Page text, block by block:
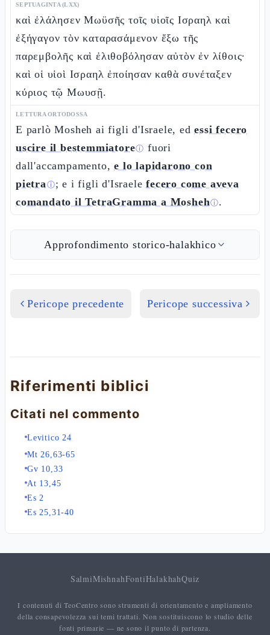
SEPTUAGINTA (LXX)
καὶ ἐλάλησεν Μωϋσῆς τοῖς υἱοῖς Ισραηλ καὶ
ἐξήγαγον τὸν καταρασάμενον ἔξω τῆς
παρεμβολῆς καὶ ἐλιθοβόλησαν αὐτὸν ἐν λίθοις·
καὶ οἱ υἱοὶ Ισραηλ ἐποίησαν καθὰ συνέταξεν
κύριος τῷ Μωυσῇ.
LETTURA ORTODOSSA
E parlò Mosheh ai figli d'Israele, edessi fecero
uscire il bestemmiatoreⓘ fuori
dall'accampamento,e lo lapidarono con
pietraⓘ; e i figli d'Israelefecero come aveva
comandato il TetraGramma a Moshehⓘ.
Approfondimento storico-halakhico
Pericope precedente Pericope successiva
Riferimenti biblici
Citati nel commento
Levitico 24
Mt 26,63-65
Gv 10,33
At 13,45
Es 2
Es 25,31-40
SalmiMishnahFontiHalakhahQuiz
I contenuti di TeoCentro sono strumenti di orientamento e ampliamento
della consapevolezza sui temi trattati. Non sostituiscono lo studio delle
fonti primarie — ne sono il punto di partenza.